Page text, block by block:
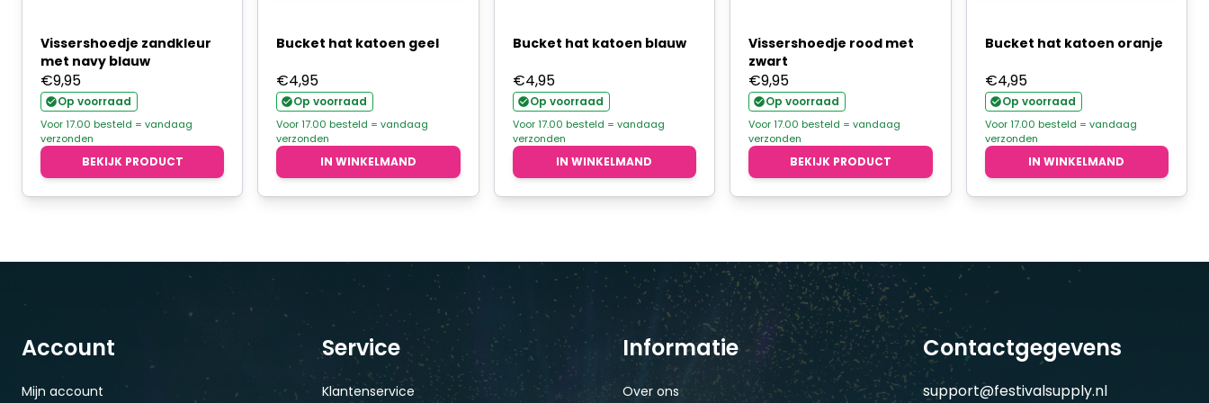
Vissershoedje zandkleur
met navy blauw
€9,95
Op voorraad
Voor 17.00 besteld = vandaag
verzonden
BEKIJK PRODUCT
Bucket hat katoen geel
€4,95
Op voorraad
Voor 17.00 besteld = vandaag
verzonden
IN WINKELMAND
Bucket hat katoen blauw
€4,95
Op voorraad
Voor 17.00 besteld = vandaag
verzonden
IN WINKELMAND
Vissershoedje rood met
zwart
€9,95
Op voorraad
Voor 17.00 besteld = vandaag
verzonden
BEKIJK PRODUCT
Bucket hat katoen oranje
€4,95
Op voorraad
Voor 17.00 besteld = vandaag
verzonden
IN WINKELMAND
Account
Mijn account
Service
Klantenservice
Informatie
Over ons
Contactgegevens
support@festivalsupply.nl